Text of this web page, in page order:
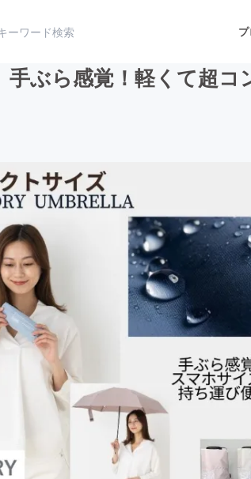
アート・写真
テクノロジー・ガジェット ゲー
映像・映画 書籍
ビジネス・起業
まちづくり・地域活性化
手ぶら感覚！軽くて超コ